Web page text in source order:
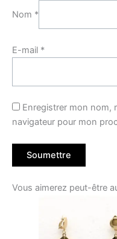
Nom *
E-mail *
Enregistrer mon nom,
navigateur pour mon
Vous aimerez peut-être